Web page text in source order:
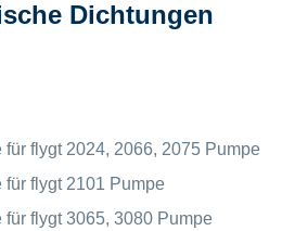
Dichtungen
für flygt 2024, 2066, 2075 Pumpe
für flygt 2101 Pumpe
für flygt 3065, 3080 Pumpe